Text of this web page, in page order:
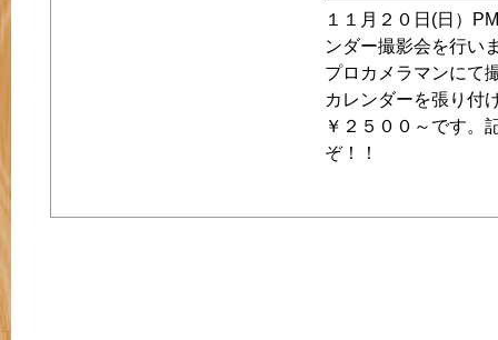
１１月２０日(日）
ンダー撮影会を行い
プロカメラマンにて
カレンダーを張り付
￥２５００～です。
ぞ！！